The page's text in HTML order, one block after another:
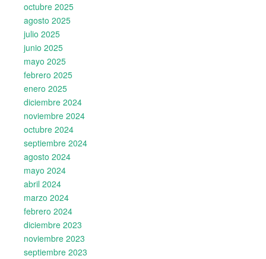
octubre 2025
agosto 2025
julio 2025
junio 2025
mayo 2025
febrero 2025
enero 2025
diciembre 2024
noviembre 2024
octubre 2024
septiembre 2024
agosto 2024
mayo 2024
abril 2024
marzo 2024
febrero 2024
diciembre 2023
noviembre 2023
septiembre 2023